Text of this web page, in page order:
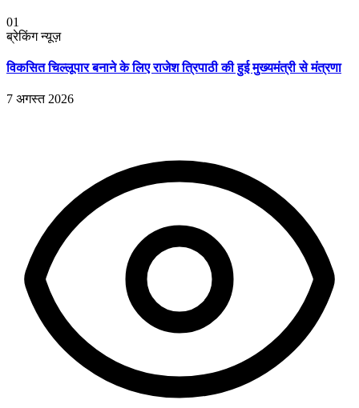
01
ब्रेकिंग न्यूज़
विकसित चिल्लूपार बनाने के लिए राजेश त्रिपाठी की हुई मुख्यमंत्री से मंत्रणा
7 अगस्त 2026